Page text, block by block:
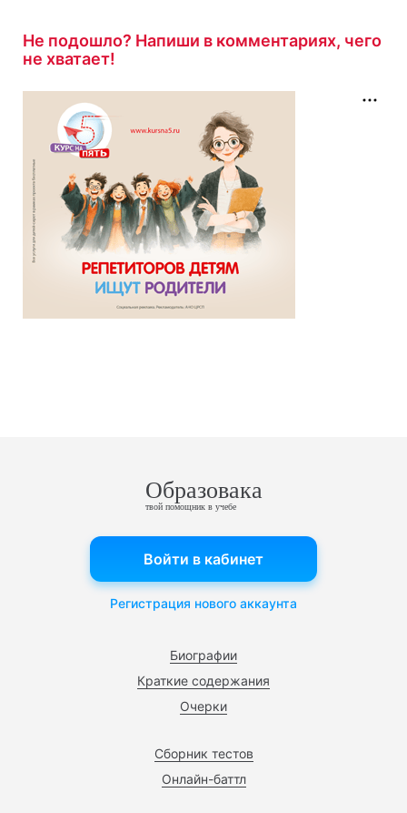
Не подошло? Напиши в комментариях, чего
не хватает!
Образовака
твой помощник в учебе
Биографии
Краткие содержания
Очерки
Сборник тестов
Онлайн-баттл
Войти в кабинет
Регистрация нового аккаунта